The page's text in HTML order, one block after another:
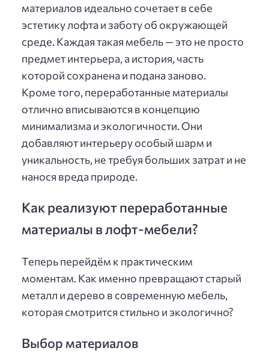
материалов идеально сочетает в себе
эстетику лофта и заботу об окружающей
среде. Каждая такая мебель — это не просто
предмет интерьера, а история, часть
которой сохранена и подана заново.
Кроме того, переработанные материалы
отлично вписываются в концепцию
минимализма и экологичности. Они
добавляют интерьеру особый шарм и
уникальность, не требуя больших затрат и не
нанося вреда природе.
Как реализуют переработанные
материалы в лофт-мебели?
Теперь перейдём к практическим
моментам. Как именно превращают старый
металл и дерево в современную мебель,
которая смотрится стильно и экологично?
Выбор материалов